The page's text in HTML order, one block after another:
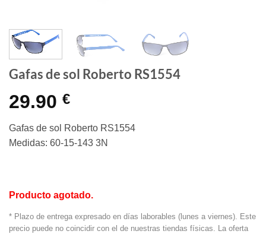
Gafas de sol Roberto RS1554
29.90 €
Gafas de sol Roberto RS1554
Medidas: 60-15-143 3N
Producto agotado.
* Plazo de entrega expresado en días laborables (lunes a viernes). Este
precio puede no coincidir con el de nuestras tiendas físicas. La oferta